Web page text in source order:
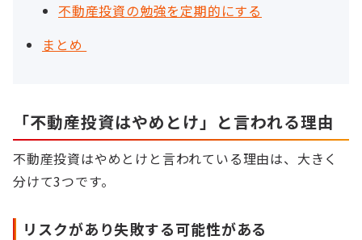
不動産投資の勉強を定期的にする
まとめ
「不動産投資はやめとけ」と言われる理由
不動産投資はやめとけと言われている理由は、大きく
分けて3つです。
リスクがあり失敗する可能性がある